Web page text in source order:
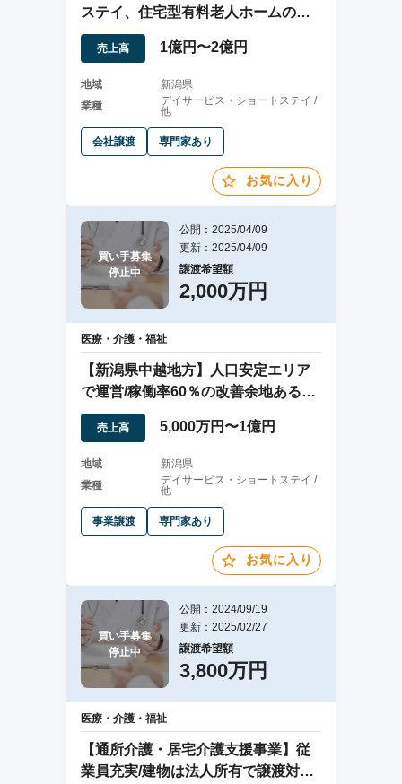
ステイ、住宅型有料老人ホームの運
営
売上高 1億円〜2億円
地域
新潟県
業種
デイサービス・ショートステイ /
他
会社譲渡 専門家あり
お気に入り
買い手募集
停止中
公開：2025/04/09
更新：2025/04/09
譲渡希望額
2,000万円
医療・介護・福祉
【新潟県中越地方】人口安定エリア
で運営/稼働率60％の改善余地ある通
所介護施設
売上高 5,000万円〜1億円
地域
新潟県
業種
デイサービス・ショートステイ /
他
事業譲渡 専門家あり
お気に入り
買い手募集
停止中
公開：2024/09/19
更新：2025/02/27
譲渡希望額
3,800万円
医療・介護・福祉
【通所介護・居宅介護支援事業】従
業員充実/建物は法人所有で譲渡対象/